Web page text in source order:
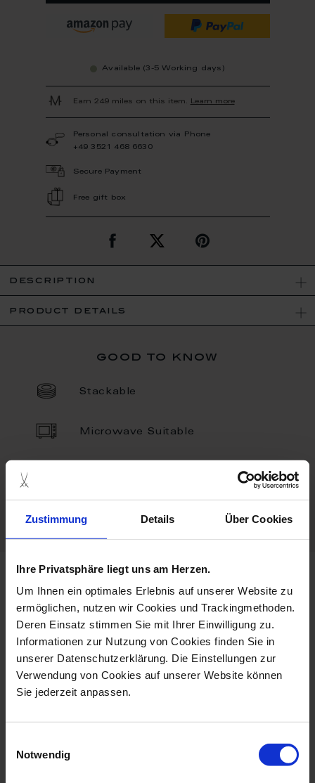
Zustimmung Details Über Cookies
Ihre Privatsphäre liegt uns am Herzen.
Um Ihnen ein optimales Erlebnis auf unserer Website zu
ermöglichen, nutzen wir Cookies und Trackingmethoden.
Deren Einsatz stimmen Sie mit Ihrer Einwilligung zu.
Informationen zur Nutzung von Cookies finden Sie in
unserer Datenschutzerklärung. Die Einstellungen zur
Verwendung von Cookies auf unserer Website können
Sie jederzeit anpassen.
Notwendig
Available (3-5 Working days)
Earn 249 miles on this item. Learn more
Personal consultation via Phone
+49 3521 468 6630
Secure Payment
Free gift box
description
product details
good to know
Stackable
Microwave Suitable
Dishwaher Safe
cosmopolitan blue orchid
collection
set price